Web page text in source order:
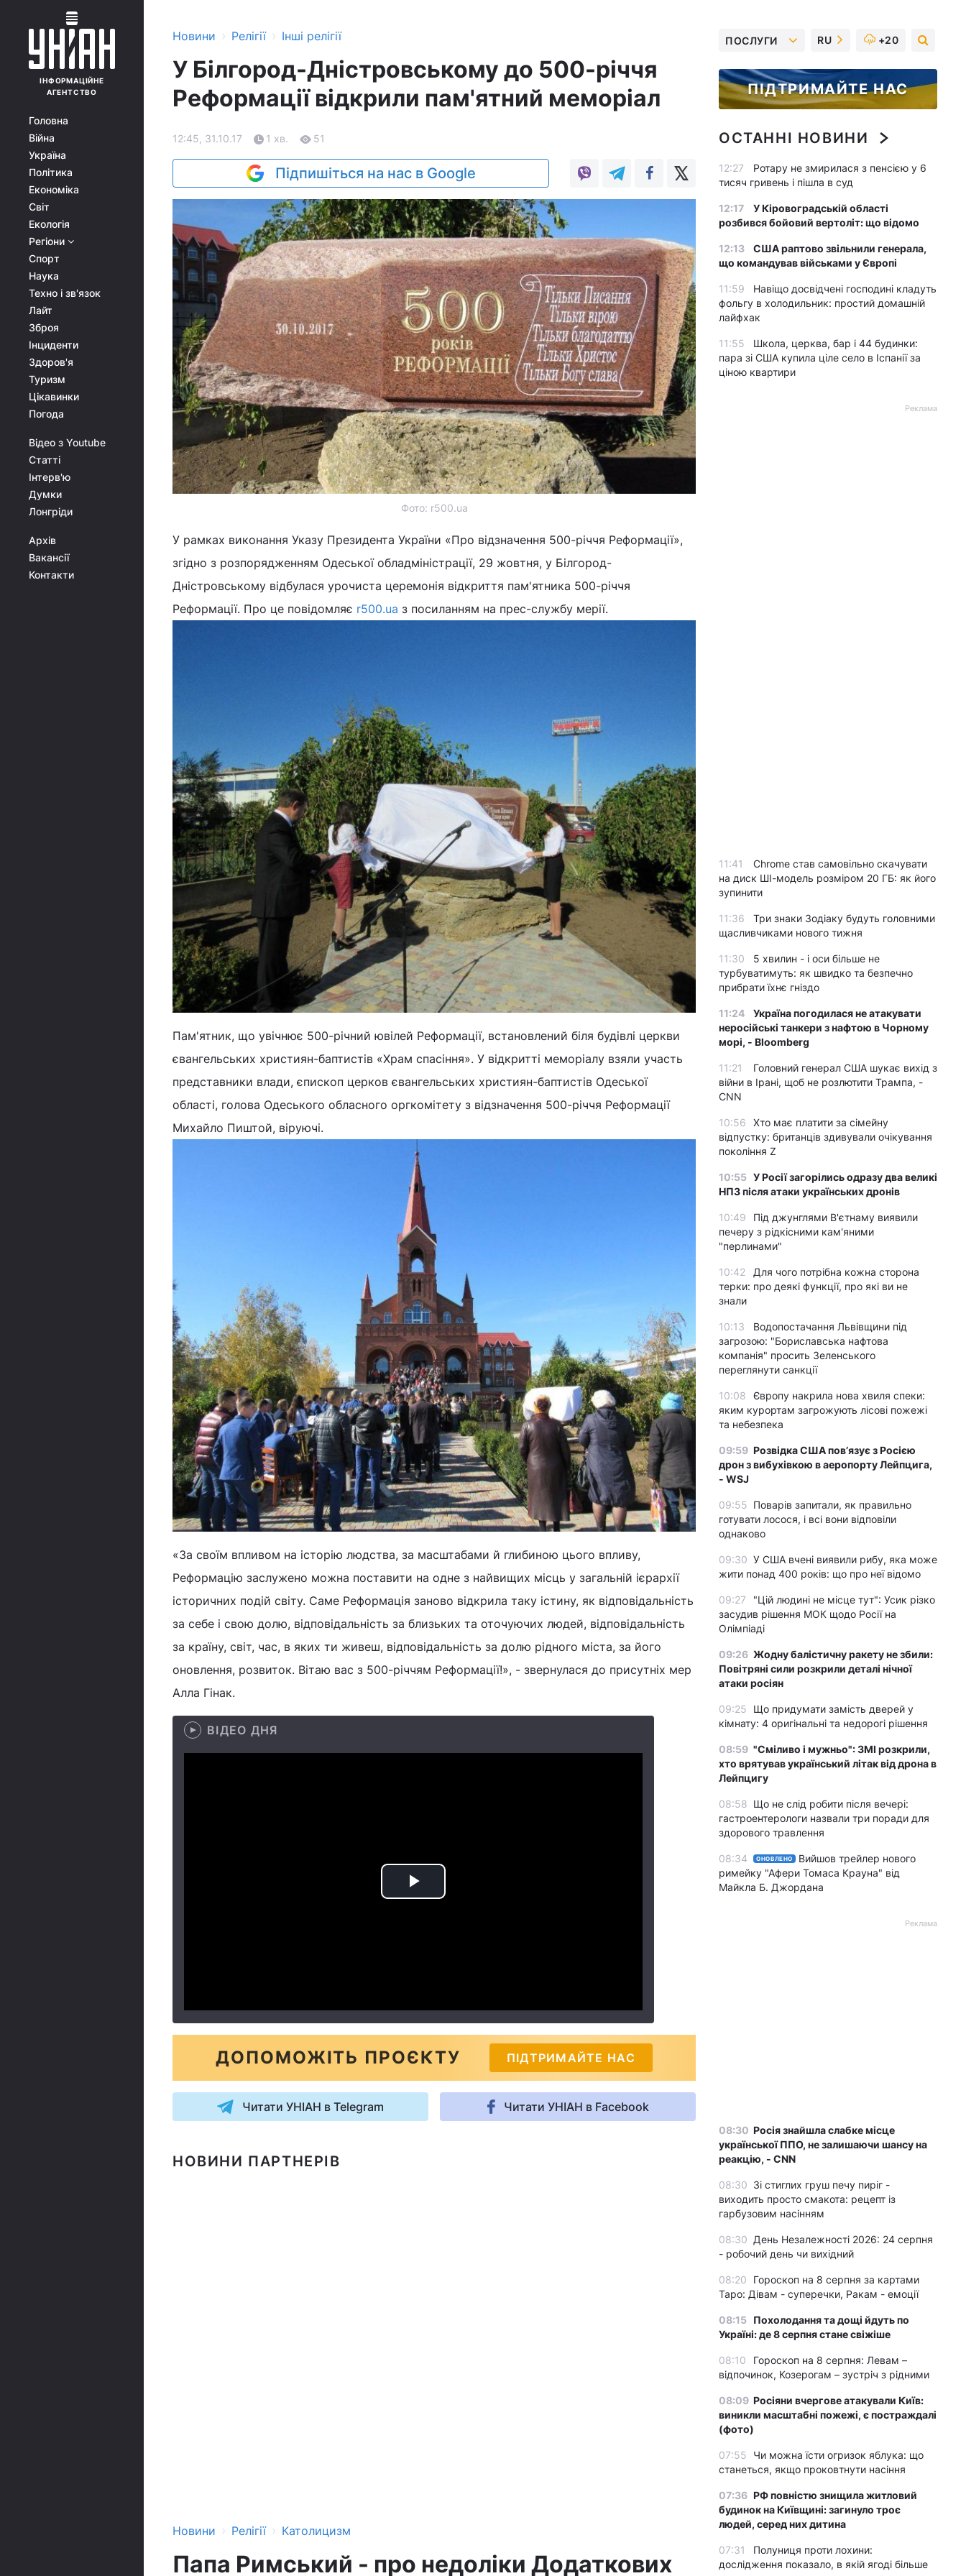
ІНФОРМАЦІЙНЕ
АГЕНТСТВО
Головна
Війна
Україна
Політика
Економіка
Світ
Екологія
Регіони
Спорт
Наука
Техно і зв'язок
Лайт
Зброя
Інциденти
Здоров'я
Туризм
Цікавинки
Погода
Відео з Youtube
Статті
Інтерв'ю
Думки
Лонгріди
Архів
Вакансії
Контакти
Новини › Релігії › Інші релігії
У Білгород-Дністровському до 500-річчя
Реформації відкрили пам'ятний меморіал
12:45, 31.10.17 1 хв. 51
Підпишіться на нас в Google
Фото: r500.ua
У рамках виконання Указу Президента України «Про відзначення 500-річчя Реформації»,
згідно з розпорядженням Одеської обладміністрації, 29 жовтня, у Білгород-
Дністровському відбулася урочиста церемонія відкриття пам'ятника 500-річчя
Реформації. Про це повідомляє r500.ua з посиланням на прес-службу мерії.
Пам'ятник, що увічнює 500-річний ювілей Реформації, встановлений біля будівлі церкви
євангельських християн-баптистів «Храм спасіння». У відкритті меморіалу взяли участь
представники влади, єпископ церков євангельських християн-баптистів Одеської
області, голова Одеського обласного оргкомітету з відзначення 500-річчя Реформації
Михайло Пиштой, віруючі.
«За своїм впливом на історію людства, за масштабами й глибиною цього впливу,
Реформацію заслужено можна поставити на одне з найвищих місць у загальній ієрархії
історичних подій світу. Саме Реформація заново відкрила таку істину, як відповідальність
за себе і свою долю, відповідальність за близьких та оточуючих людей, відповідальність
за країну, світ, час, в яких ти живеш, відповідальність за долю рідного міста, за його
оновлення, розвиток. Вітаю вас з 500-річчям Реформації!», - звернулася до присутніх мер
Алла Гінак.
ВІДЕО ДНЯ
Play
ДОПОМОЖІТЬ ПРОЄКТУ ПІДТРИМАЙТЕ НАС
Читати УНІАН в Telegram Читати УНІАН в Facebook
НОВИНИ ПАРТНЕРІВ
Новини › Релігії › Католицизм
Папа Римський - про недоліки Додаткових
ПОСЛУГИ RU +20
ПІДТРИМАЙТЕ НАС
ОСТАННІ НОВИНИ
12:27
Ротару не змирилася з пенсією у 6
тисяч гривень і пішла в суд
12:17
У Кіровоградській області
розбився бойовий вертоліт: що відомо
12:13
США раптово звільнили генерала,
що командував військами у Європі
11:59
Навіщо досвідчені господині кладуть
фольгу в холодильник: простий домашній
лайфхак
11:55
Школа, церква, бар і 44 будинки:
пара зі США купила ціле село в Іспанії за
ціною квартири
Реклама
11:41
Chrome став самовільно скачувати
на диск ШІ-модель розміром 20 ГБ: як його
зупинити
11:36
Три знаки Зодіаку будуть головними
щасливчиками нового тижня
11:30
5 хвилин - і оси більше не
турбуватимуть: як швидко та безпечно
прибрати їхнє гніздо
11:24
Україна погодилася не атакувати
неросійські танкери з нафтою в Чорному
морі, - Bloomberg
11:21
Головний генерал США шукає вихід з
війни в Ірані, щоб не розлютити Трампа, -
CNN
10:56
Хто має платити за сімейну
відпустку: британців здивували очікування
покоління Z
10:55 У Росії загорілись одразу два великі
НПЗ після атаки українських дронів
10:49
Під джунглями В'єтнаму виявили
печеру з рідкісними кам'яними
"перлинами"
10:42
Для чого потрібна кожна сторона
терки: про деякі функції, про які ви не
знали
10:13
Водопостачання Львівщини під
загрозою: "Бориславська нафтова
компанія" просить Зеленського
переглянути санкції
10:08
Європу накрила нова хвиля спеки:
яким курортам загрожують лісові пожежі
та небезпека
09:59 Розвідка США пов’язує з Росією
дрон з вибухівкою в аеропорту Лейпцига,
- WSJ
09:55 Поварів запитали, як правильно
готувати лосося, і всі вони відповіли
однаково
09:30 У США вчені виявили рибу, яка може
жити понад 400 років: що про неї відомо
09:27
"Цій людині не місце тут": Усик різко
засудив рішення МОК щодо Росії на
Олімпіаді
09:26 Жодну балістичну ракету не збили:
Повітряні сили розкрили деталі нічної
атаки росіян
09:25
Що придумати замість дверей у
кімнату: 4 оригінальні та недорогі рішення
08:59 "Сміливо і мужньо": ЗМІ розкрили,
хто врятував український літак від дрона в
Лейпцигу
08:58 Що не слід робити після вечері:
гастроентерологи назвали три поради для
здорового травлення
08:34 ОНОВЛЕНО
Вийшов трейлер нового
римейку "Афери Томаса Крауна" від
Майкла Б. Джордана
Реклама
08:30 Росія знайшла слабке місце
української ППО, не залишаючи шансу на
реакцію, - CNN
08:30 Зі стиглих груш печу пиріг -
виходить просто смакота: рецепт із
гарбузовим насінням
08:30 День Незалежності 2026: 24 серпня
- робочий день чи вихідний
08:20
Гороскоп на 8 серпня за картами
Таро: Дівам - суперечки, Ракам - емоції
08:15 Похолодання та дощі йдуть по
Україні: де 8 серпня стане свіжіше
08:10
Гороскоп на 8 серпня: Левам –
відпочинок, Козерогам – зустріч з рідними
08:09 Росіяни вчергове атакували Київ:
виникли масштабні пожежі, є постраждалі
(фото)
07:55
Чи можна їсти огризок яблука: що
станеться, якщо проковтнути насіння
07:36 РФ повністю знищила житловий
будинок на Київщині: загинуло троє
людей, серед них дитина
07:31
Полуниця проти лохини:
дослідження показало, в якій ягоді більше